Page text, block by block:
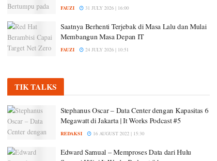
FAUZI 31 JULY 2026 | 16:00
Saatnya Berhenti Terjebak di Masa Lalu dan Mulai
Membangun Masa Depan IT
FAUZI 24 JULY 2026 | 10:51
TIK TALKS
Stephanus Oscar – Data Center dengan Kapasitas 6
Megawatt di Jakarta | It Works Podcast #5
REDAKSI 16 AUGUST 2022 | 15:30
Edward Samual – Memproses Data dari Hulu